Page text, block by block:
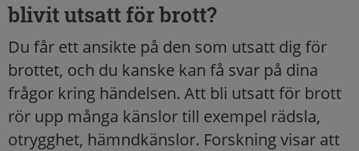
blivit utsatt för brott?
Du får ett ansikte på den som utsatt dig för
brottet, och du kanske kan få svar på dina
frågor kring händelsen. Att bli utsatt för brott
rör upp många känslor till exempel rädsla,
otrygghet, hämndkänslor. Forskning visar att